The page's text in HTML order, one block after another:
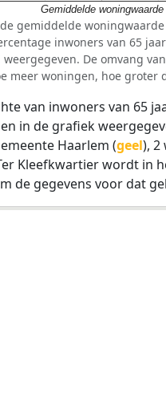
Gemiddelde woningwaarde
gemiddelde
inwoners van 65
De omvang
meer woningen, hoe groter
van inwoners van 65
in de grafiek
Haarlem (geel), 2
Kleefkwartier wordt in
de gegevens voor dat